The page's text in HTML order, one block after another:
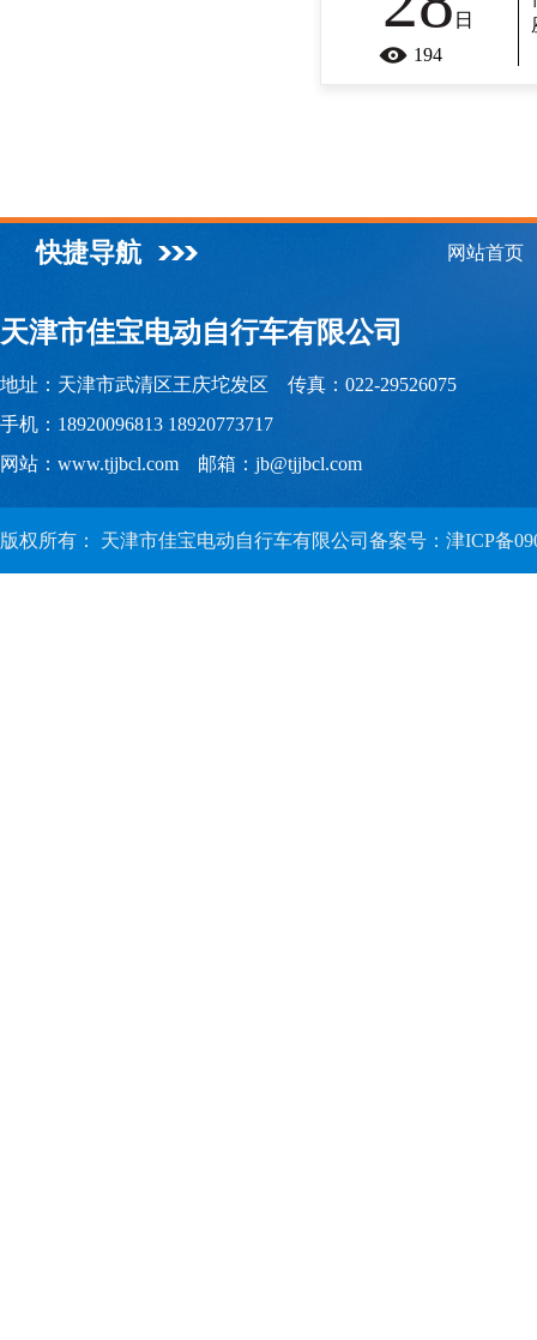
日
194
快捷导航 网站首页
天津市佳宝电动自行车有限公司
地址：天津市武清区王庆坨发区 传真：022-29526075
手机：18920096813 18920773717
网站：www.tjjbcl.com 邮箱：jb@tjjbcl.com
版权所有： 天津市佳宝电动自行车有限公司备案号： 津ICP备